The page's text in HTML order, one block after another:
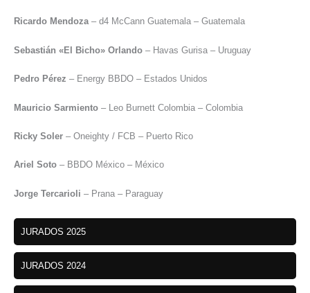
Ricardo Mendoza– d4 McCann Guatemala – Guatemala
Sebastián «El Bicho» Orlando – Havas Gurisa – Uruguay
Pedro Pérez – Energy BBDO – Estados Unidos
Mauricio Sarmiento – Leo Burnett Colombia – Colombia
Ricky Soler – Oneighty / FCB – Puerto Rico
Ariel Soto – BBDO México – México
Jorge Tercarioli – Prana – Paraguay
JURADOS 2025
JURADOS 2024